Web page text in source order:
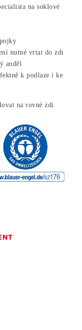
na soklové
nutné vrtat do zdi
anděl
k podlaze i ke
na rovné zdi